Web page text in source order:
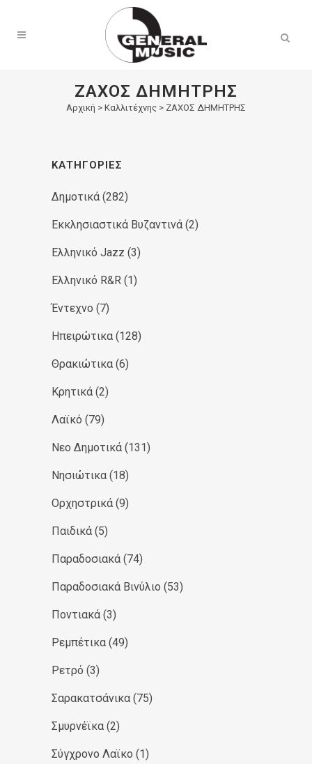
ΖΑΧΟΣ ΔΗΜΗΤΡΗΣ
Αρχική > Καλλιτέχνης > ΖΑΧΟΣ ΔΗΜΗΤΡΗΣ
ΚΑΤΗΓΟΡΊΕΣ
Δημοτικά (282)
Εκκλησιαστικά Βυζαντινά (2)
Ελληνικό Jazz (3)
Ελληνικό R&R (1)
Έντεχνο (7)
Ηπειρώτικα (128)
Θρακιώτικα (6)
Κρητικά (2)
Λαϊκό (79)
Νεο Δημοτικά (131)
Νησιώτικα (18)
Ορχηστρικά (9)
Παιδικά (5)
Παραδοσιακά (74)
Παραδοσιακά Βινύλιο (53)
Ποντιακά (3)
Ρεμπέτικα (49)
Ρετρό (3)
Σαρακατσάνικα (75)
Σμυρνέϊκα (2)
Σύγχρονο Λαϊκο (1)